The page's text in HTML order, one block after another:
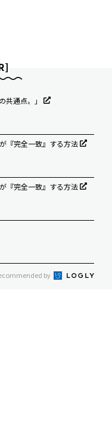
共通点〟」
『完全一致』する方法
『完全一致』する方法
by